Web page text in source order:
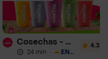
Cosechas - Batidos
24 min · ENVÍO GRATIS
4.3